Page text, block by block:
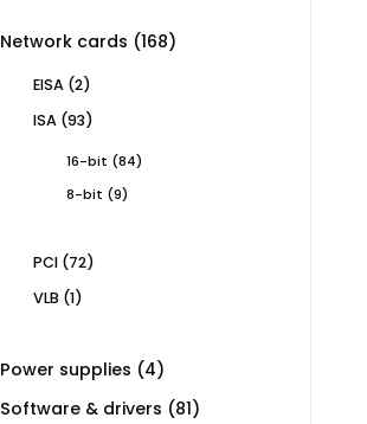
Network cards 168168
EISA 22
ISA 9393
16-bit 8484
8-bit 99
PCI 7272
VLB 11
Power supplies 44
products
Software & drivers 8181